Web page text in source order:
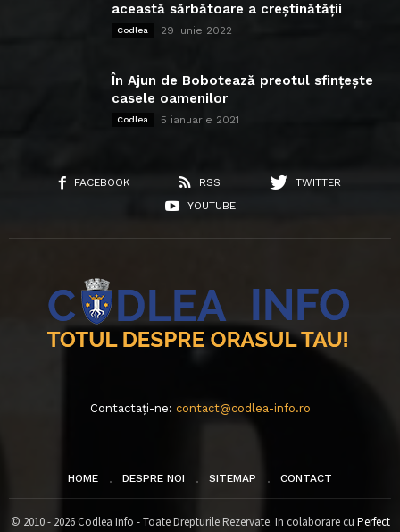
această sărbătoare a creștinătății
Codlea 29 iunie 2022
În Ajun de Bobotează preotul sfințește
casele oamenilor
Codlea 5 ianuarie 2021
FACEBOOK RSS
TWITTER
YOUTUBE
Contactați-ne: contact@codlea-info.ro
HOME DESPRE NOI SITEMAP CONTACT
© 2010 - 2026 Codlea Info - Toate Drepturile Rezervate. In colaborare cu Perfect